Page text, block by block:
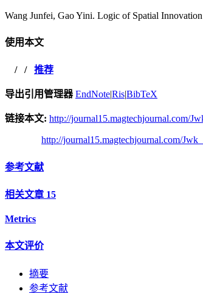
Wang Junfei, Gao Yini. Logic of Spatial
使用本文
/ / 推荐
导出引用管理器 EndNote|Ris|BibTeX
链接本文: http://journal15.magtechjournal.com/
http://journal15.magtechjournal.com/
参考文献
相关文章 15
Metrics
本文评价
摘要
参考文献